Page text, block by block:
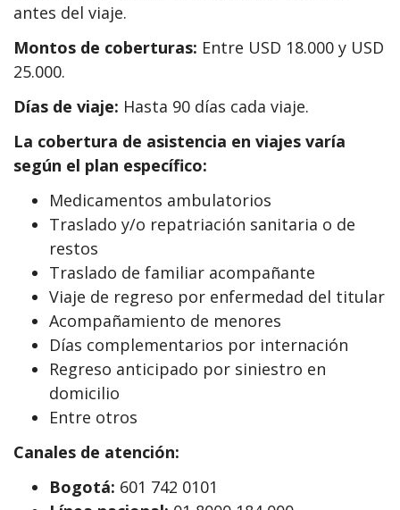
antes del viaje.
Montos de coberturas: Entre USD 18.000 y USD
25.000.
Días de viaje: Hasta 90 días cada viaje.
La cobertura de asistencia en viajes varía
según el plan específico:
Medicamentos ambulatorios
Traslado y/o repatriación sanitaria o de
restos
Traslado de familiar acompañante
Viaje de regreso por enfermedad del titular
Acompañamiento de menores
Días complementarios por internación
Regreso anticipado por siniestro en
domicilio
Entre otros
Canales de atención:
Bogotá: 601 742 0101